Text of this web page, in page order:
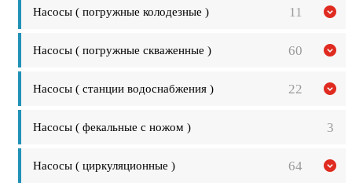
Насосы ( погружные колодезные ) 11
Насосы ( погружные скваженные ) 60
Насосы ( станции водоснабжения ) 22
Насосы ( фекальные с ножом ) 3
Насосы ( циркуляционные ) 64